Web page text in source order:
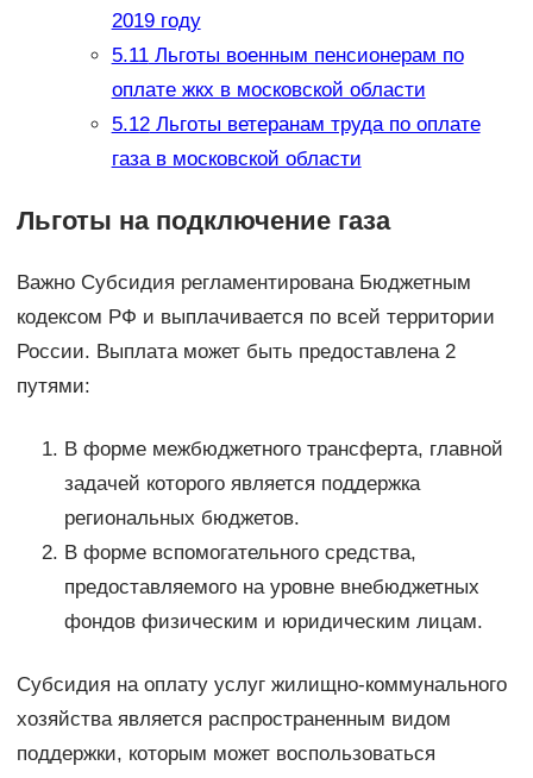
2019 году
5.11Льготы военным пенсионерам по
оплате жкх в московской области
5.12Льготы ветеранам труда по оплате
газа в московской области
Льготы на подключение газа
Важно Субсидия регламентирована Бюджетным
кодексом РФ и выплачивается по всей территории
России. Выплата может быть предоставлена 2
путями:
В форме межбюджетного трансферта, главной
задачей которого является поддержка
региональных бюджетов.
В форме вспомогательного средства,
предоставляемого на уровне внебюджетных
фондов физическим и юридическим лицам.
Субсидия на оплату услуг жилищно-коммунального
хозяйства является распространенным видом
поддержки, которым может воспользоваться